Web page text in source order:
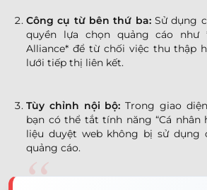
Công cụ từ bên thứ ba:Sử dụng
quyền lựa chọn quảng cáo như
Alliance* để từ chối việc thu thập
lưới tiếp thị liên kết.
Tùy chỉnh nội bộ: Trong giao
bạn có thể tắt tính năng “Cá nhân
liệu duyệt web không bị sử
quảng cáo.